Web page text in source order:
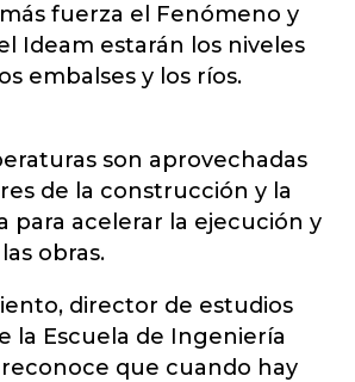
fuerza el Fenómeno y
Ideam estarán los niveles
embalses y los ríos.
son aprovechadas
de la construcción y la
para acelerar la ejecución y
obras.
director de estudios
la Escuela de Ingeniería
que cuando hay